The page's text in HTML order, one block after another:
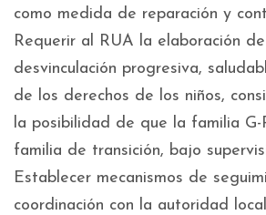
como medida de reparación y
Requerir al RUA la elaboración
desvinculación progresiva,
de los derechos de los niños,
la posibilidad de que la familia G-
familia de transición, bajo
Establecer mecanismos de
coordinación con la autoridad